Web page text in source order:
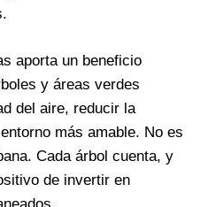
aporta un beneficio
y áreas verdes
del aire, reducir la
más amable. No es
Cada árbol cuenta, y
de invertir en